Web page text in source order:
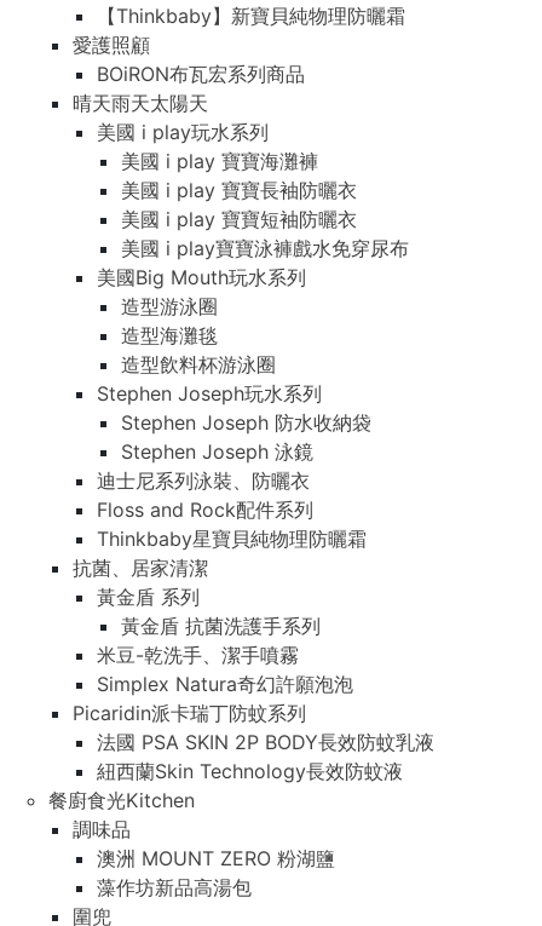
【Thinkbaby】新寶貝純物理防曬霜
愛護照顧
BOiRON布瓦宏系列商品
晴天雨天太陽天
美國 i play玩水系列
美國 i play 寶寶海灘褲
美國 i play 寶寶長袖防曬衣
美國 i play 寶寶短袖防曬衣
美國 i play寶寶泳褲戲水免穿尿布
美國Big Mouth玩水系列
造型游泳圈
造型海灘毯
造型飲料杯游泳圈
Stephen Joseph玩水系列
Stephen Joseph 防水收納袋
Stephen Joseph 泳鏡
迪士尼系列泳裝、防曬衣
Floss and Rock配件系列
Thinkbaby星寶貝純物理防曬霜
抗菌、居家清潔
黃金盾 系列
黃金盾 抗菌洗護手系列
米豆-乾洗手、潔手噴霧
Simplex Natura奇幻許願泡泡
Picaridin派卡瑞丁防蚊系列
法國 PSA SKIN 2P BODY長效防蚊乳液
紐西蘭Skin Technology長效防蚊液
餐廚食光Kitchen
調味品
澳洲 MOUNT ZERO 粉湖鹽
藻作坊新品高湯包
圍兜